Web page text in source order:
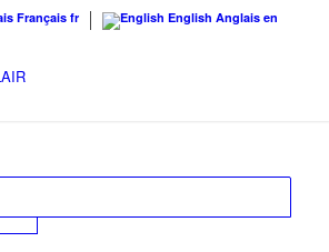
Français fr English Anglais en